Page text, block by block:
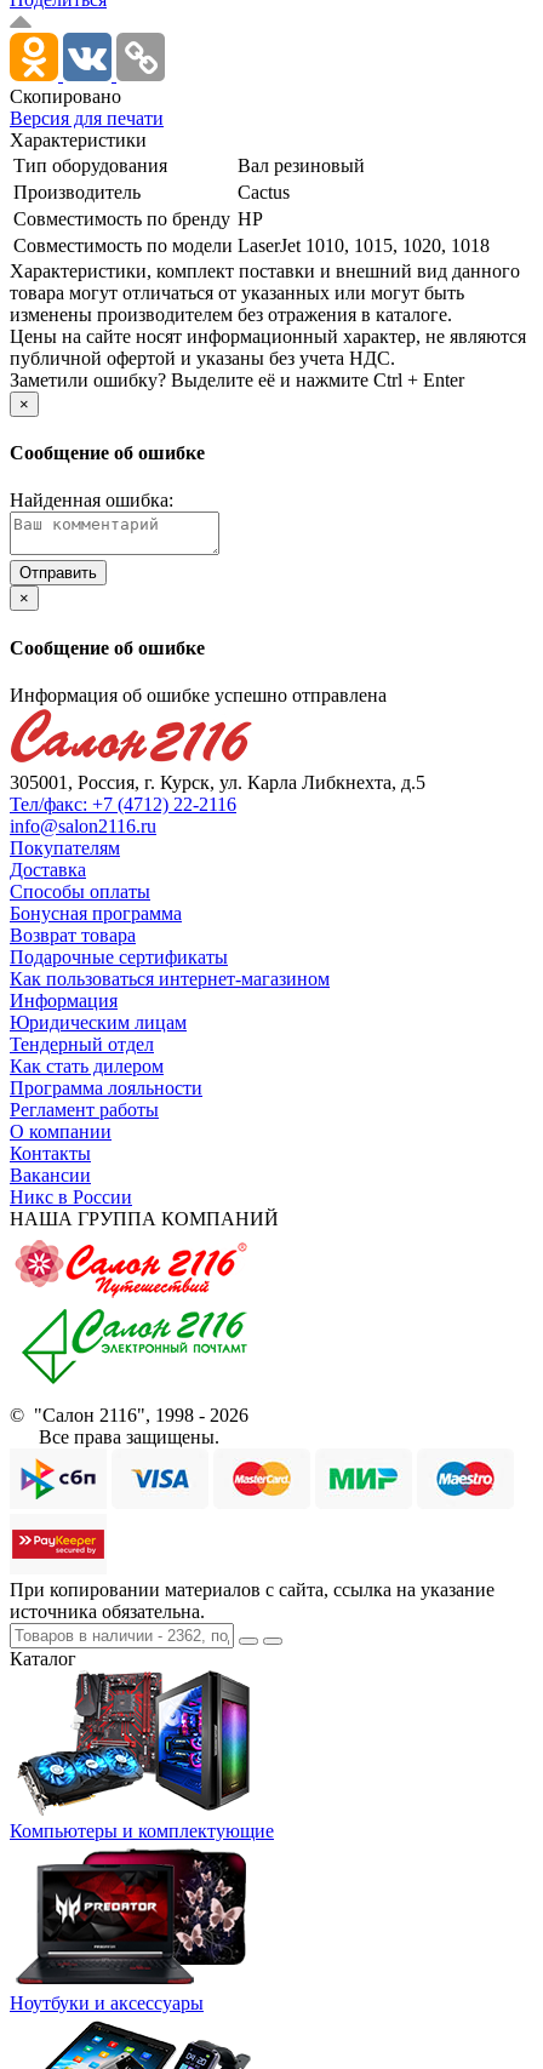
Скопировано
Версия для печати
Характеристики
Тип оборудования
Вал резиновый
Производитель
Cactus
Совместимость по бренду HP
Совместимость по модели LaserJet 1010, 1015, 1020, 1018
Xарактеристики, комплект поставки и внешний вид данного
товара могут отличаться от указанных или могут быть
изменены производителем без отражения в каталоге.
Цены на сайте носят информационный характер, не являются
публичной офертой и указаны без учета НДС.
Заметили ошибку? Выделите её и нажмите Ctrl + Enter
×
Сообщение об ошибке
Найденная ошибка:
×
Сообщение об ошибке
Информация об ошибке успешно отправлена
305001, Россия, г. Курск, ул. Карла Либкнехта, д.5
Тел/факс: +7 (4712) 22-2116
info@salon2116.ru
Покупателям
Доставка
Способы оплаты
Бонусная программа
Возврат товара
Подарочные сертификаты
Как пользоваться интернет-магазином
Информация
Юридическим лицам
Тендерный отдел
Как стать дилером
Программа лояльности
Регламент работы
О компании
Контакты
Вакансии
Никс в России
НАША ГРУППА КОМПАНИЙ
© "Салон 2116", 1998 - 2026
Все права защищены.
При копировании материалов с сайта, ссылка на указание
источника обязательна.
Каталог
Компьютеры и комплектующие
Ноутбуки и аксессуары